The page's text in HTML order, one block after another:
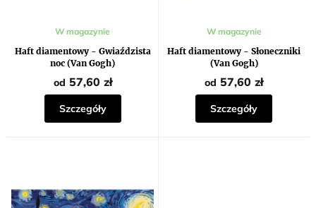
Haft diamentowy - Gwiaździsta
noc (Van Gogh)
Średnia
ocena
produktu
wynosi
5,0
na
5
gwiazdek.
W magazynie
od 57,60 zł
Szczegóły
Haft diamentowy - Słoneczniki
(Van Gogh)
Średnia
ocena
produktu
wynosi
5,0
na
5
gwiazdek.
W magazynie
od 57,60 zł
Szczegóły